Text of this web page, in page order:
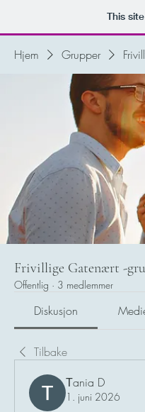
This
Hjem Grupper
Frivillige Gatenært -
Offentlig · 3 medlemmer
Diskusjon
Tilbake
Тania D
1. juni 2026